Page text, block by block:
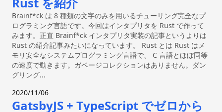
Brainf*ck は 8 種類の文字のみを用いるチューリング完全なプ
ログラミング言語です。今回はインタプリタを Rust で作って
みます。正直 Brainf*ck インタプリタ実装の記事というよりは
Rust の紹介記事みたいになっています。 Rust とは Rust はメ
モリ安全なシステムプログラミング言語で、 C 言語とほぼ同等
の速度で動きます。ガベージコレクションはありません。ダン
グリング...
2020/11/06
GatsbyJS + TypeScript でゼロから